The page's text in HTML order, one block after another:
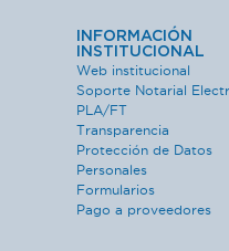
INFORMACIÓN
INSTITUCIONAL
Web institucional
Soporte Notarial
PLA/FT
Transparencia
Protección de Datos
Personales
Formularios
Pago a proveedores